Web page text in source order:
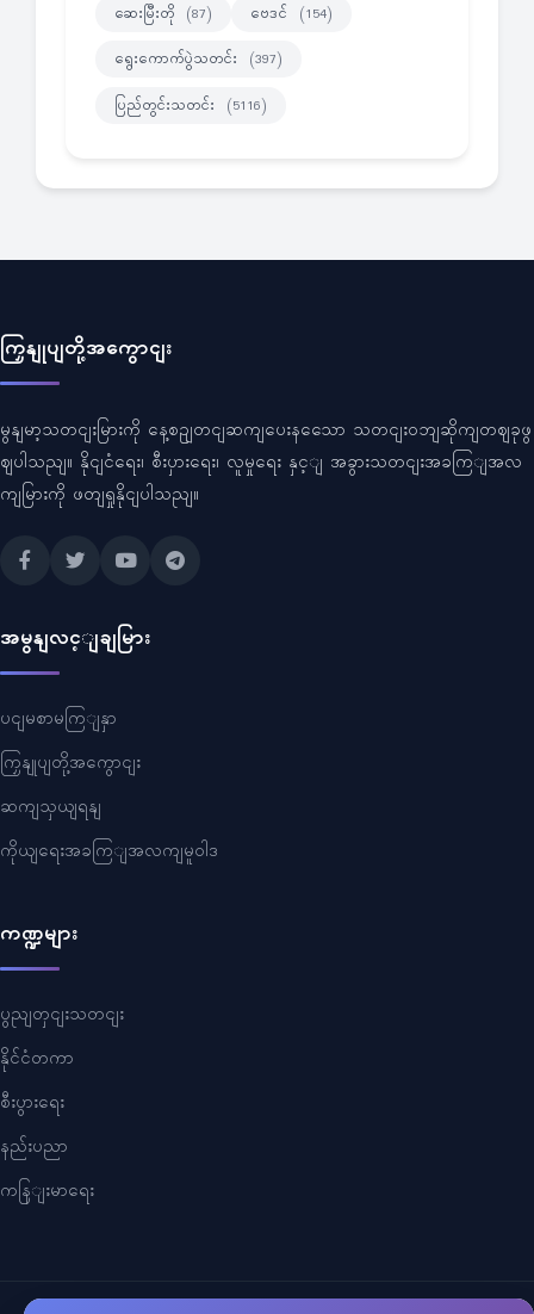
ဆေးမြီးတို (87) ဗေဒင် (154)
ရွေးကောက်ပွဲသတင်း (397)
ပြည်တွင်းသတင်း (5116)
ကြှနျုပျတို့အကွောငျး
မွနျမာ့သတငျးမြားကို နေ့စဥျတငျဆကျပေးနသေော သတငျးဝဘျဆိုကျတဈခုဖွ
ဈပါသညျ။ နိုငျငံရေး၊ စီးပှားရေး၊ လူမှုရေး နှင့ျ အခွားသတငျးအခကြျအလ
ကျမြားကို ဖတျရှုနိုငျပါသညျ။
အမွနျလင့ျချမြား
ပငျမစာမကြျနှာ
ကြှနျုပျတို့အကွောငျး
ဆကျသှယျရနျ
ကိုယျရေးအခကြျအလကျမူဝါဒ
ကဏ္ဍများ
ပွညျတှငျးသတငျး
နိုင်ငံတကာ
စီးပွားရေး
နည်းပညာ
ကနြျးမာရေး